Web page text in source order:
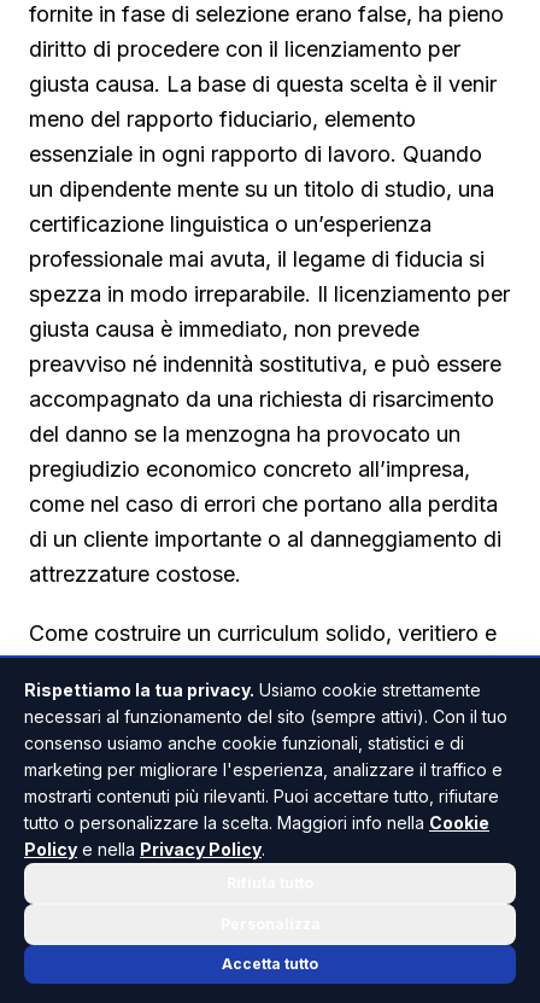
fornite in fase di selezione erano false, ha pieno
diritto di procedere con il licenziamento per
giusta causa. La base di questa scelta è il venir
meno del rapporto fiduciario, elemento
essenziale in ogni rapporto di lavoro. Quando
un dipendente mente su un titolo di studio, una
certificazione linguistica o un’esperienza
professionale mai avuta, il legame di fiducia si
spezza in modo irreparabile. Il licenziamento per
giusta causa è immediato, non prevede
preavviso né indennità sostitutiva, e può essere
accompagnato da una richiesta di risarcimento
del danno se la menzogna ha provocato un
pregiudizio economico concreto all’impresa,
come nel caso di errori che portano alla perdita
di un cliente importante o al danneggiamento di
attrezzature costose.
Come costruire un curriculum solido, veritiero e
La strada più sicura per evitare qualsiasi rischio
resta la trasparenza. Un curriculum ben scritto
non ha bisogno di invenzioni, ma deve essere
completo, chiaro e onesto. È importante
indicare dati di contatto aggiornati, un percorso
un percorso di studi riportato con precisione,
senza arrotondare titoli o date di
Rispettiamo la tua privacy. Usiamo cookie strettamente
necessari al funzionamento del sito (sempre attivi). Con il tuo
consenso usiamo anche cookie funzionali, statistici e di
marketing per migliorare l'esperienza, analizzare il traffico e
mostrarti contenuti più rilevanti. Puoi accettare tutto, rifiutare
tutto o personalizzare la scelta. Maggiori info nella Cookie
Policy e nella Privacy Policy.
Accetta tutto